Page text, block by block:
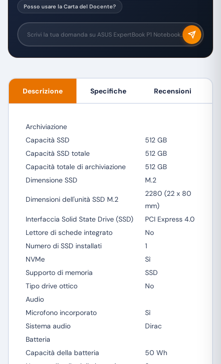
Posso usare la Carta del Docente?
Descrizione Specifiche Recensioni
Archiviazione
Capacità SSD
512 GB
Capacità SSD totale
512 GB
Capacità totale di archiviazione
512 GB
Dimensione SSD
M.2
Dimensioni dell'unità SSD M.2
2280 (22 x 80
mm)
Interfaccia Solid State Drive (SSD)
PCI Express 4.0
Lettore di schede integrato
No
Numero di SSD installati
1
NVMe
Sì
Supporto di memoria
SSD
Tipo drive ottico
No
Audio
Microfono incorporato
Sì
Sistema audio
Dirac
Batteria
Capacità della batteria
50 Wh